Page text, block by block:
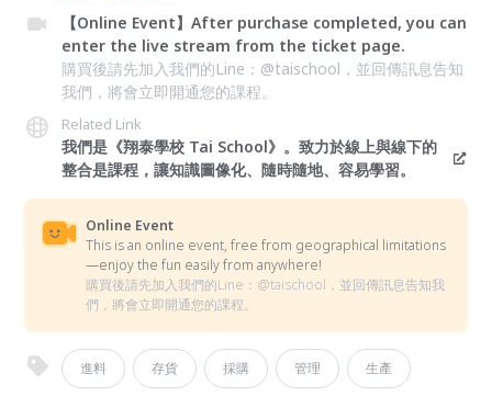
【Online Event】After purchase completed, you can
enter the live stream from the ticket page.
購買後請先加入我們的Line：@taischool，並回傳訊息告知
我們，將會立即開通您的課程。
Related Link
我們是《翔泰學校 Tai School》。致力於線上與線下的
整合是課程，讓知識圖像化、隨時隨地、容易學習。
Online Event
This is an online event, free from geographical limitations
—enjoy the fun easily from anywhere!
購買後請先加入我們的Line：@taischool，並回傳訊息告知我
們，將會立即開通您的課程。
進料 存貨 採購 管理 生產